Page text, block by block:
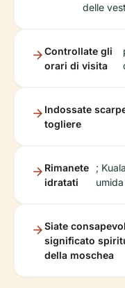
delle
Controllate gli
orari di visita
Indossate
togliere
Rimanete
idratati
;
Siate
significato
della moschea